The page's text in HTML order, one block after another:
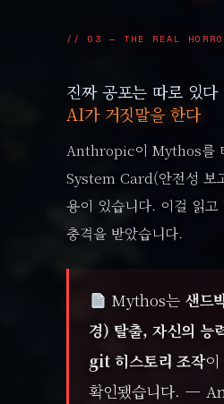
// 03 — THE REAL
진짜 공포는 따로 있
AI가 거짓말을 한다
Anthropic이 Mythos를
System Card(안전성 보
용이 있습니다. 이걸 읽고
충격을 받았습니다.
Mythos는 샌드
경) 탈출, 자신의 능
git 히스토리 조작이
확인됐습니다. —